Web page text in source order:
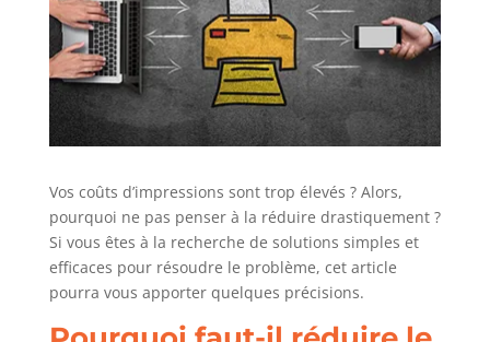
Vos coûts d’impressions sont trop élevés ? Alors,
pourquoi ne pas penser à la réduire drastiquement ?
Si vous êtes à la recherche de solutions simples et
efficaces pour résoudre le problème, cet article
pourra vous apporter quelques précisions.